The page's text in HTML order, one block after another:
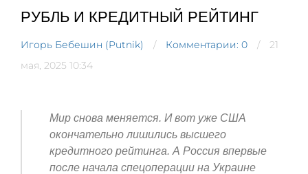
РУБЛЬ И КРЕДИТНЫЙ РЕЙТИНГ
Игорь Бебешин (Putnik) Комментарии: 0
21
мая, 2025 10:34
Мир снова меняется. И вот уже США
окончательно лишились высшего
кредитного рейтинга. А Россия впервые
после начала спецоперации на Украине